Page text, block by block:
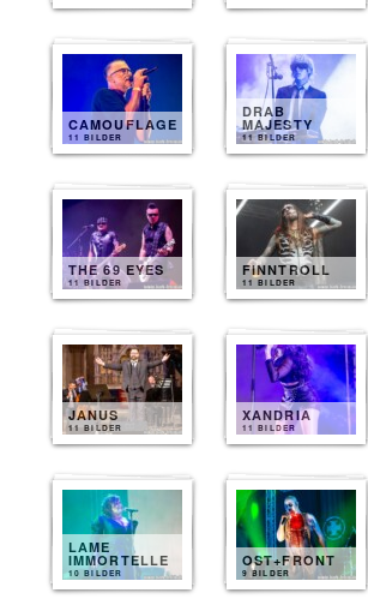
CAMOUFLAGE
11 BILDER
DRAB
MAJESTY
11 BILDER
THE 69 EYES
11 BILDER
FINNTROLL
11 BILDER
JANUS
11 BILDER
XANDRIA
11 BILDER
LAME
IMMORTELLE
10 BILDER
OST+FRONT
9 BILDER